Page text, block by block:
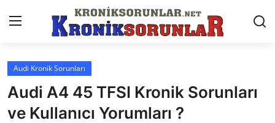
Anasayfa
Markalar
Audi Kronik Sorunları
Audi A4 45 TFSI Kronik Sorunları
ve Kullanıcı Yorumları ?